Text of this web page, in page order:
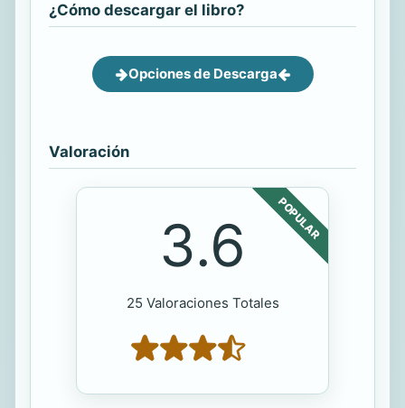
¿Cómo descargar el libro?
Opciones de Descarga
Valoración
POPULAR
3.6
25 Valoraciones Totales